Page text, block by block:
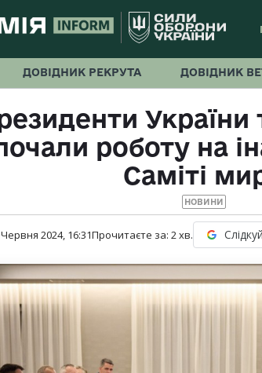
ДОВІДНИК РЕКРУТА ДОВІДНИК
України
роботу на
Саміті
НОВИНИ
2024, 16:31Прочитаєте за: 2хв.